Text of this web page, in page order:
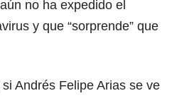
no ha expedido el
y que “sorprende” que
Andrés Felipe Arias se ve